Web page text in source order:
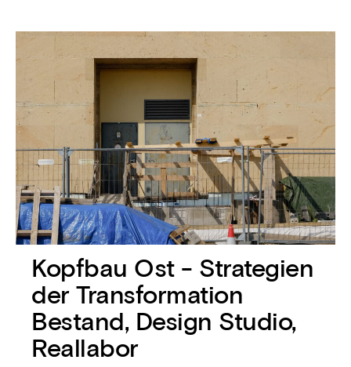
Kopfbau Ost - Strategien
der Transformation
Bestand, Design Studio,
Reallabor